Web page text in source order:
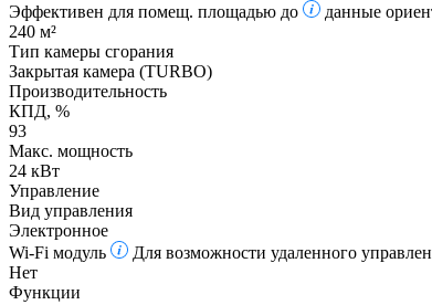
Эффективен для помещ. площадью до
данные
240 м²
Тип камеры сгорания
Закрытая камера (TURBO)
Производительность
КПД, %
93
Макс. мощность
24 кВт
Управление
Вид управления
Электронное
Wi-Fi модуль
Для возможности удаленного
Нет
Функции